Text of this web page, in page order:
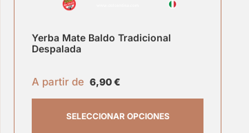
Yerba Mate Baldo Tradicional
Despalada
A partir de 6,90€
SELECCIONAR OPCIONES